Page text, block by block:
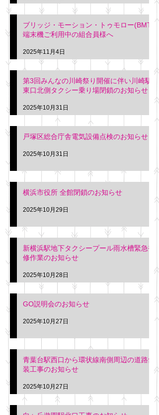
ブリッジ・モーション・トゥモロー(BMT)
端末機ご利用中の組合員様へ
2025年11月4日
第3回みんなの川崎祭り開催に伴い川崎駅
東口北側タクシー乗り場閉鎖のお知らせ
2025年10月31日
戸塚区総合庁舎電気設備点検のお知らせ
2025年10月31日
横浜市役所 全館閉鎖のお知らせ
2025年10月29日
新横浜駅地下タクシープール雨水槽緊急補
修作業のお知らせ
2025年10月28日
GO説明会のお知らせ
2025年10月27日
青葉台駅西口から環状線南側周辺の道路舗
装工事のお知らせ
2025年10月27日